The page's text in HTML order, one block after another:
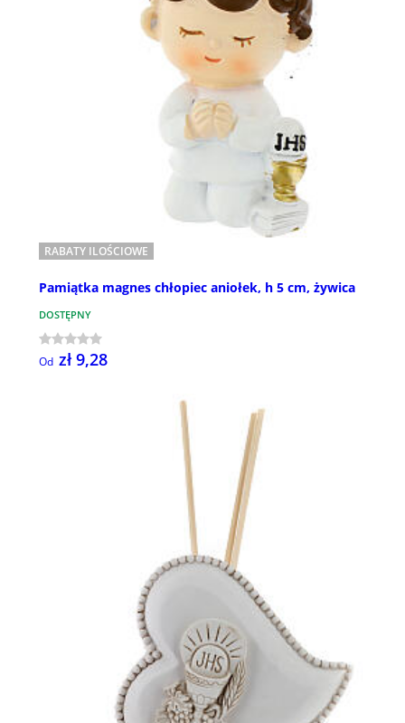
RABATY ILOŚCIOWE
Pamiątka magnes chłopiec aniołek, h 5 cm, żywica
DOSTĘPNY
Od zł 9,28